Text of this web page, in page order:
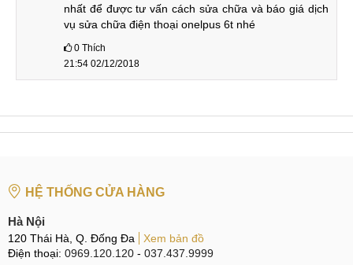
nhất để được tư vấn cách sửa chữa và báo giá dịch
vụ sửa chữa điện thoại onelpus 6t nhé
0 Thích
21:54 02/12/2018
HỆ THỐNG CỬA HÀNG
Hà Nội
120 Thái Hà, Q. Đống Đa
Xem bản đồ
Điện thoại: 0969.120.120 - 037.437.9999